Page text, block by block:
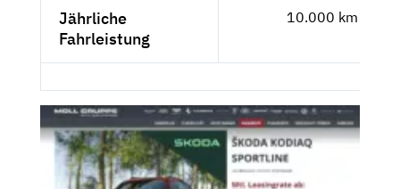
Jährliche
Fahrleistung
10.000 km